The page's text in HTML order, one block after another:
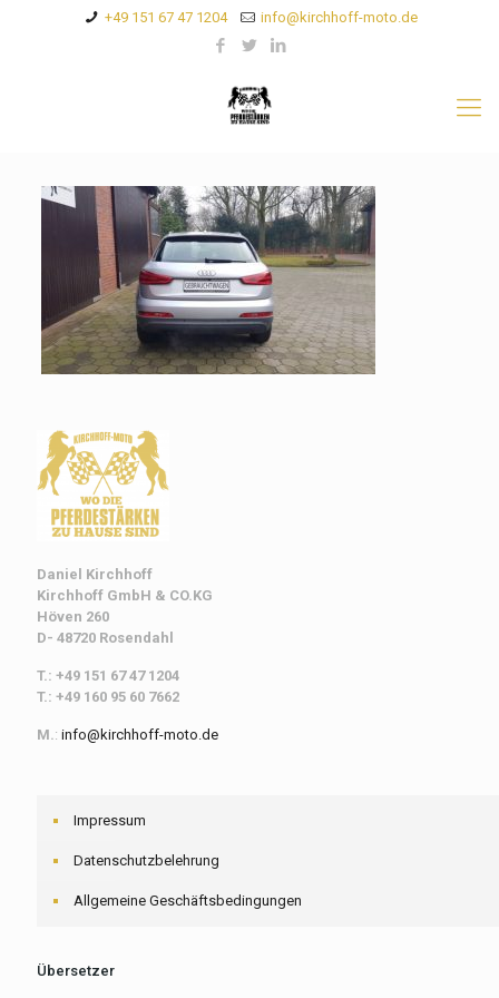
+49 151 67 47 1204 info@kirchhoff-moto.de
Daniel Kirchhoff
Kirchhoff GmbH & CO.KG
Höven 260
D- 48720 Rosendahl
T.: +49 151 67 47 1204
T.: +49 160 95 60 7662
M.: info@kirchhoff-moto.de
Impressum
Datenschutzbelehrung
Allgemeine Geschäftsbedingungen
Übersetzer